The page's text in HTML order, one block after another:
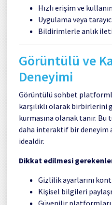
Hızlı erişim ve
Uygulama veya
Bildirimlerle anlık
Görüntülü ve
Deneyimi
Görüntülü sohbet
karşılıklı olarak
kurmasına olanak tanır.
daha interaktif bir deneyim
idealdir.
Dikkat edilmesi
Gizlilik ayarlarını
Kişisel bilgileri
Güvenilir